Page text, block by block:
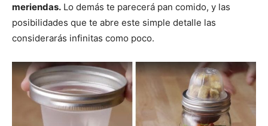
meriendas. Lo demás te parecerá pan comido, y las
posibilidades que te abre este simple detalle las
considerarás infinitas como poco.